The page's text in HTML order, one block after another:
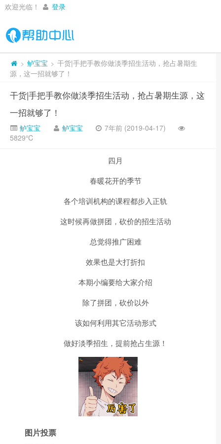
欢迎光临！ 登录
> 鲈宝宝 > 干货|手把手教你做淡季招生活动，抢占暑期生
源，这一招就够了！
干货|手把手教你做淡季招生活动，抢占暑期生源，这
一招就够了！
鲈宝宝 鲈宝宝
7年前 (2019-04-17)
5829℃
四月
春暖花开的季节
各个培训机构的课程都步入正轨
这时候再做拼团，砍价的招生活动
总觉得推广困难
效果也是大打折扣
本期小编要给大家介绍
除了拼团，砍价以外
该如何利用其它活动形式
做好淡季招生，提前抢占生源！
图片投票